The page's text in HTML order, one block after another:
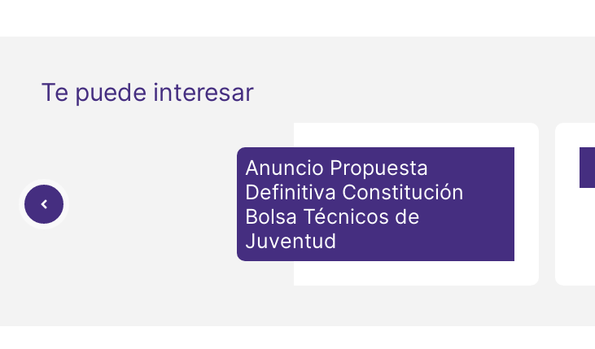
Te puede interesar
Anuncio Propuesta
Definitiva Constitución
Bolsa Técnicos de
Juventud